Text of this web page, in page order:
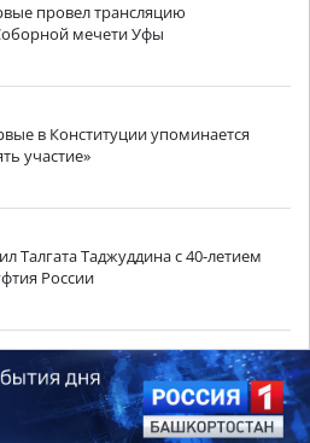
провел трансляцию
мечети Уфы
в Конституции упоминается
участие»
Талгата Таджуддина с 40-летием
России